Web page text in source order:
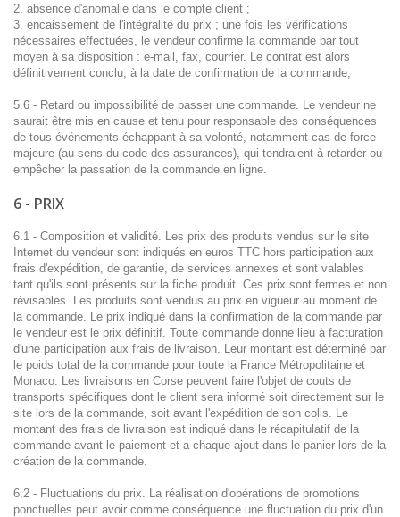
2. absence d'anomalie dans le compte client ;
3. encaissement de l'intégralité du prix ; une fois les vérifications
nécessaires effectuées, le vendeur confirme la commande par tout
moyen à sa disposition : e-mail, fax, courrier. Le contrat est alors
définitivement conclu, à la date de confirmation de la commande;
5.6 - Retard ou impossibilité de passer une commande. Le vendeur ne
saurait être mis en cause et tenu pour responsable des conséquences
de tous événements échappant à sa volonté, notamment cas de force
majeure (au sens du code des assurances), qui tendraient à retarder ou
empêcher la passation de la commande en ligne.
6 - PRIX
6.1 - Composition et validité. Les prix des produits vendus sur le site
Internet du vendeur sont indiqués en euros TTC hors participation aux
frais d'expédition, de garantie, de services annexes et sont valables
tant qu'ils sont présents sur la fiche produit. Ces prix sont fermes et non
révisables. Les produits sont vendus au prix en vigueur au moment de
la commande. Le prix indiqué dans la confirmation de la commande par
le vendeur est le prix définitif. Toute commande donne lieu à facturation
d'une participation aux frais de livraison. Leur montant est déterminé par
le poids total de la commande pour toute la France Métropolitaine et
Monaco. Les livraisons en Corse peuvent faire l'objet de couts de
transports spécifiques dont le client sera informé soit directement sur le
site lors de la commande, soit avant l'expédition de son colis. Le
montant des frais de livraison est indiqué dans le récapitulatif de la
commande avant le paiement et a chaque ajout dans le panier lors de la
création de la commande.
6.2 - Fluctuations du prix. La réalisation d'opérations de promotions
ponctuelles peut avoir comme conséquence une fluctuation du prix d'un